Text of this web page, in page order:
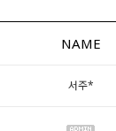
NAME
서주*